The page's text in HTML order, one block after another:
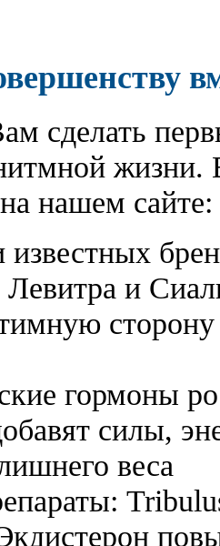
сделать
жизни.
нашем сайте:
Левитра и
гормоны
силы,
веса